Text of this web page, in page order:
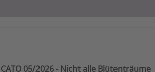
CATO 05/2026 - Nicht alle Blütenträume